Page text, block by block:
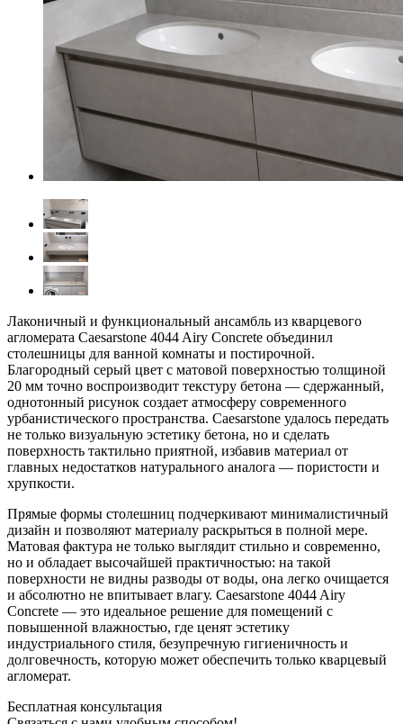
Лаконичный и функциональный ансамбль из кварцевого
агломерата Caesarstone 4044 Airy Concrete объединил
столешницы для ванной комнаты и постирочной.
Благородный серый цвет с матовой поверхностью толщиной
20 мм точно воспроизводит текстуру бетона — сдержанный,
однотонный рисунок создает атмосферу современного
урбанистического пространства. Caesarstone удалось передать
не только визуальную эстетику бетона, но и сделать
поверхность тактильно приятной, избавив материал от
главных недостатков натурального аналога — пористости и
хрупкости.
Прямые формы столешниц подчеркивают минималистичный
дизайн и позволяют материалу раскрыться в полной мере.
Матовая фактура не только выглядит стильно и современно,
но и обладает высочайшей практичностью: на такой
поверхности не видны разводы от воды, она легко очищается
и абсолютно не впитывает влагу. Caesarstone 4044 Airy
Concrete — это идеальное решение для помещений с
повышенной влажностью, где ценят эстетику
индустриального стиля, безупречную гигиеничность и
долговечность, которую может обеспечить только кварцевый
агломерат.
Бесплатная консультация